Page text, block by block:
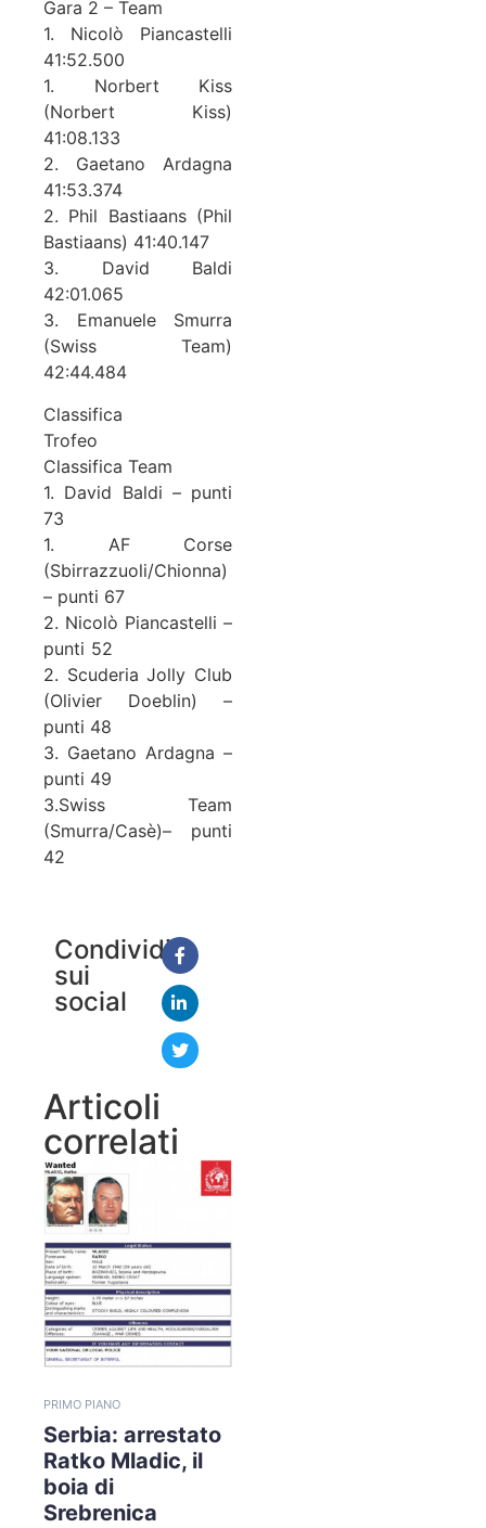
Gara 2 – Team
1. Nicolò Piancastelli
41:52.500
1. Norbert Kiss
(Norbert Kiss)
41:08.133
2. Gaetano Ardagna
41:53.374
2. Phil Bastiaans (Phil
Bastiaans) 41:40.147
3. David Baldi
42:01.065
3. Emanuele Smurra
(Swiss Team)
42:44.484
Classifica
Trofeo
Classifica Team
1. David Baldi – punti
73
1. AF Corse
(Sbirrazzuoli/Chionna)
– punti 67
2. Nicolò Piancastelli –
punti 52
2. Scuderia Jolly Club
(Olivier Doeblin) –
punti 48
3. Gaetano Ardagna –
punti 49
3.Swiss Team
(Smurra/Casè)– punti
42
Condividi
sui
social
Articoli
correlati
PRIMO PIANO
Serbia: arrestato
Ratko Mladic, il
boia di
Srebrenica